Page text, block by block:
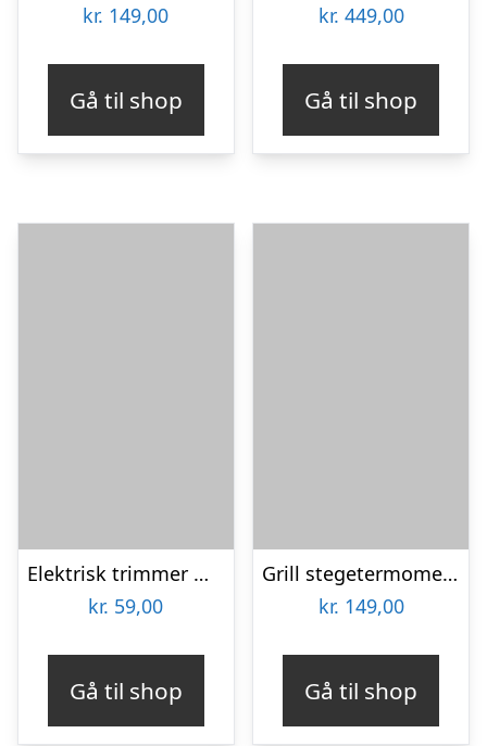
kr. 149,00
Gå til shop
kr. 449,00
Gå til shop
Elektrisk trimmer med LED lys
kr. 59,00
Gå til shop
Grill stegetermometer digital
kr. 149,00
Gå til shop